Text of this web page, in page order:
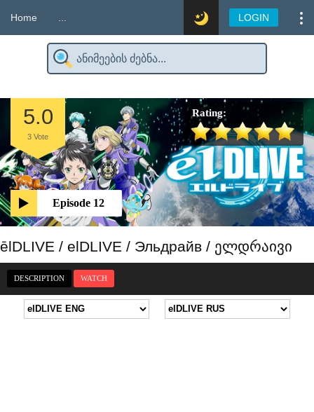
Home LOGIN
Episode 12
5.0
3 Vote
Rating:
ēlDLIVE / elDLIVE / Эльдрайв / ელდრაივი
DESCRIPTION WATCH